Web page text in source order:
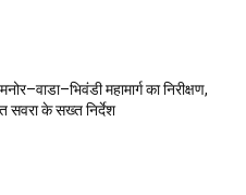
महामार्ग का निरीक्षण,
सवरा के सख्त निर्देश